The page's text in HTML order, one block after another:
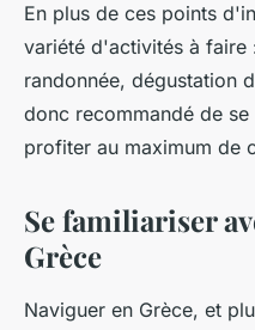
En plus de ces points
variété d'activités à faire
randonnée, dégustation
donc recommandé de
profiter au maximum de
Se familiariser
Grèce
Naviguer en Grèce, et